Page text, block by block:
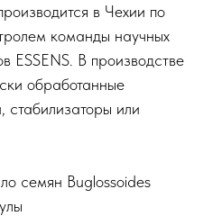
в Чехии по
команды научных
ESSENS. В производстве
обработанные
стабилизаторы или
семян Buglossoides